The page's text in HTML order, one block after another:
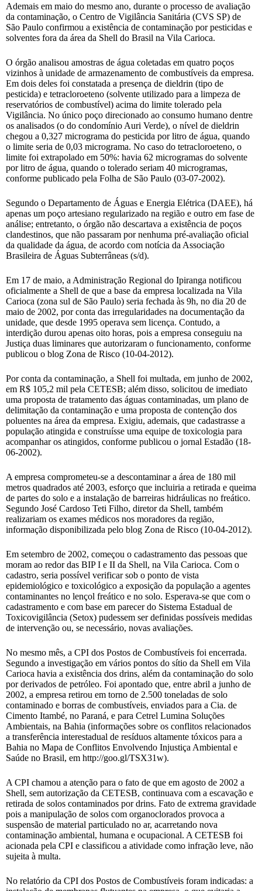
Ademais em maio do mesmo ano, durante o processo de avaliação
da contaminação, o Centro de Vigilância Sanitária (CVS SP) de
São Paulo confirmou a existência de contaminação por pesticidas e
solventes fora da área da Shell do Brasil na Vila Carioca.
O órgão analisou amostras de água coletadas em quatro poços
vizinhos à unidade de armazenamento de combustíveis da empresa.
Em dois deles foi constatada a presença de dieldrin (tipo de
pesticida) e tetracloroeteno (solvente utilizado para a limpeza de
reservatórios de combustível) acima do limite tolerado pela
Vigilância. No único poço direcionado ao consumo humano dentre
os analisados (o do condomínio Auri Verde), o nível de dieldrin
chegou a 0,327 micrograma do pesticida por litro de água, quando
o limite seria de 0,03 micrograma. No caso do tetracloroeteno, o
limite foi extrapolado em 50%: havia 62 microgramas do solvente
por litro de água, quando o tolerado seriam 40 microgramas,
conforme publicado pela Folha de São Paulo (03-07-2002).
Segundo o Departamento de Águas e Energia Elétrica (DAEE), há
apenas um poço artesiano regularizado na região e outro em fase de
análise; entretanto, o órgão não descartava a existência de poços
clandestinos, que não passaram por nenhuma pré-avaliação oficial
da qualidade da água, de acordo com notícia da Associação
Brasileira de Águas Subterrâneas (s/d).
Em 17 de maio, a Administração Regional do Ipiranga notificou
oficialmente a Shell de que a base da empresa localizada na Vila
Carioca (zona sul de São Paulo) seria fechada às 9h, no dia 20 de
maio de 2002, por conta das irregularidades na documentação da
unidade, que desde 1995 operava sem licença. Contudo, a
interdição durou apenas oito horas, pois a empresa conseguiu na
Justiça duas liminares que autorizaram o funcionamento, conforme
publicou o blog Zona de Risco (10-04-2012).
Por conta da contaminação, a Shell foi multada, em junho de 2002,
em R$ 105,2 mil pela CETESB; além disso, solicitou de imediato
uma proposta de tratamento das águas contaminadas, um plano de
delimitação da contaminação e uma proposta de contenção dos
poluentes na área da empresa. Exigiu, ademais, que cadastrasse a
população atingida e construísse uma equipe de toxicologia para
acompanhar os atingidos, conforme publicou o jornal Estadão (18-
06-2002).
A empresa comprometeu-se a descontaminar a área de 180 mil
metros quadrados até 2003, esforço que incluiria a retirada e queima
de partes do solo e a instalação de barreiras hidráulicas no freático.
Segundo José Cardoso Teti Filho, diretor da Shell, também
realizariam os exames médicos nos moradores da região,
informação disponibilizada pelo blog Zona de Risco (10-04-2012).
Em setembro de 2002, começou o cadastramento das pessoas que
moram ao redor das BIP I e II da Shell, na Vila Carioca. Com o
cadastro, seria possível verificar sob o ponto de vista
epidemiológico e toxicológico a exposição da população a agentes
contaminantes no lençol freático e no solo. Esperava-se que com o
cadastramento e com base em parecer do Sistema Estadual de
Toxicovigilância (Setox) pudessem ser definidas possíveis medidas
de intervenção ou, se necessário, novas avaliações.
No mesmo mês, a CPI dos Postos de Combustíveis foi encerrada.
Segundo a investigação em vários pontos do sítio da Shell em Vila
Carioca havia a existência dos drins, além da contaminação do solo
por derivados de petróleo. Foi apontado que, entre abril a junho de
2002, a empresa retirou em torno de 2.500 toneladas de solo
contaminado e borras de combustíveis, enviados para a Cia. de
Cimento Itambé, no Paraná, e para Cetrel Lumina Soluções
Ambientais, na Bahia (informações sobre os conflitos relacionados
a transferência interestadual de resíduos altamente tóxicos para a
Bahia no Mapa de Conflitos Envolvendo Injustiça Ambiental e
Saúde no Brasil, em http://goo.gl/TSX31w).
A CPI chamou a atenção para o fato de que em agosto de 2002 a
Shell, sem autorização da CETESB, continuava com a escavação e
retirada de solos contaminados por drins. Fato de extrema gravidade
pois a manipulação de solos com organoclorados provoca a
suspensão de material particulado no ar, acarretando nova
contaminação ambiental, humana e ocupacional. A CETESB foi
acionada pela CPI e classificou a atividade como infração leve, não
sujeita à multa.
No relatório da CPI dos Postos de Combustíveis foram indicadas: a